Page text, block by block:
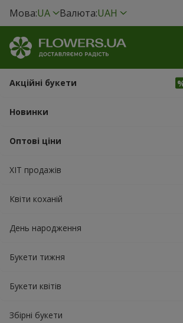
Мова:UA Валюта:UAH
Акційні букети
Новинки
Оптові ціни
ХІТ продажів
Квіти коханій
День народження
Букети тижня
Букети квітів
Збірні букети